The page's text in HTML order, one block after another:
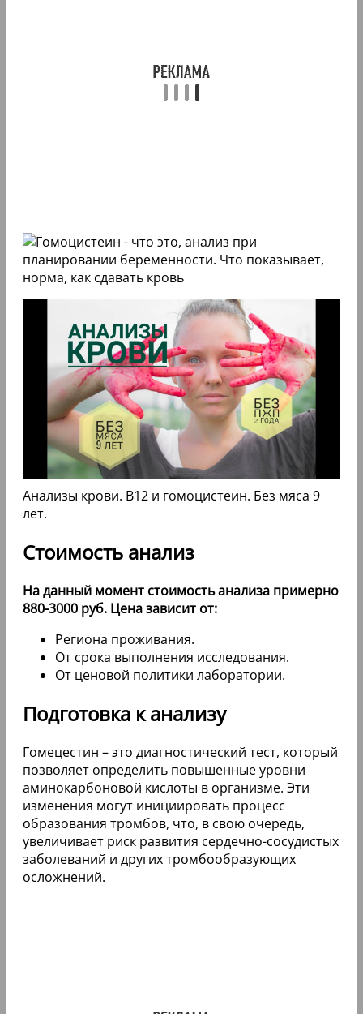
Анализы крови. B12 и гомоцистеин. Без мяса 9
лет.
Стоимость анализ
На данный момент стоимость анализа примерно
880-3000 руб. Цена зависит от:
Региона проживания.
От срока выполнения исследования.
От ценовой политики лаборатории.
Подготовка к анализу
Гомецестин – это диагностический тест, который
позволяет определить повышенные уровни
аминокарбоновой кислоты в организме. Эти
изменения могут инициировать процесс
образования тромбов, что, в свою очередь,
увеличивает риск развития сердечно-сосудистых
заболеваний и других тромбообразующих
осложнений.